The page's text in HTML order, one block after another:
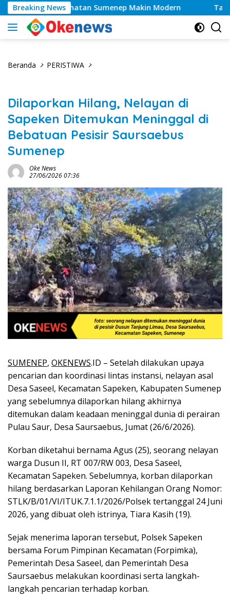
Langsung
ke
konten
Breaking News
Layanan Kesehatan Sumenep Makin Modern Tahun
Beranda PERISTIWA
Dilaporkan Hilang, Nelayan di
Sapeken Ditemukan Meninggal di
Bebatuan Pesisir Saursaebus
Sumenep
Oke News
27/06/2026 07:36
SUMENEP, OKENEWS.ID – Setelah dilakukan upaya
pencarian dan koordinasi lintas instansi, nelayan asal
Desa Saseel, Kecamatan Sapeken, Kabupaten Sumenep
yang sebelumnya dilaporkan hilang akhirnya
ditemukan dalam keadaan meninggal dunia di perairan
Pulau Saur, Desa Saursaebus, Jumat (26/6/2026).
Korban diketahui bernama Agus (25), seorang nelayan
warga Dusun II, RT 007/RW 003, Desa Saseel,
Kecamatan Sapeken. Sebelumnya, korban dilaporkan
hilang berdasarkan Laporan Kehilangan Orang Nomor:
STLK/B/01/VI/ITUK.7.1.1/2026/Polsek tertanggal 24 Juni
2026, yang dibuat oleh istrinya, Tiara Kasih (19).
Sejak menerima laporan tersebut, Polsek Sapeken
bersama Forum Pimpinan Kecamatan (Forpimka),
Pemerintah Desa Saseel, dan Pemerintah Desa
Saursaebus melakukan koordinasi serta langkah-
langkah pencarian terhadap korban.